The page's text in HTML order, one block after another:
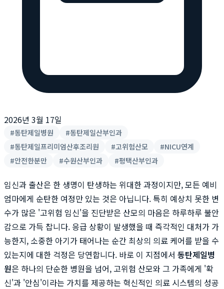
2026년 3월 17일
#동탄제일병원 #동탄제일산부인과
#동탄제일프리미엄산후조리원 #고위험산모 #NICU연계
#안전한분만 #수원산부인과 #평택산부인과
임신과 출산은 한 생명이 탄생하는 위대한 과정이지만, 모든 예비
엄마에게 순탄한 여정만 있는 것은 아닙니다. 특히 예상치 못한 변
수가 많은 '고위험 임신'을 진단받은 산모의 마음은 하루하루 불안
감으로 가득 찹니다. 응급 상황이 발생했을 때 즉각적인 대처가 가
능한지, 소중한 아기가 태어나는 순간 최상의 의료 케어를 받을 수
있는지에 대한 걱정은 당연합니다. 바로 이 지점에서 동탄제일병
원은 하나의 단순한 병원을 넘어, 고위험 산모와 그 가족에게 '확
신'과 '안심'이라는 가치를 제공하는 혁신적인 의료 시스템의 성공